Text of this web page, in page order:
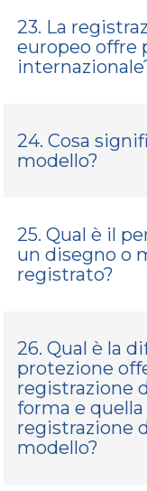
23. La
europeo offre
24. Cosa
modello?
25. Qual è il
un disegno o
registrato?
26. Qual è la
protezione
registrazione
forma e
registrazione
modello?